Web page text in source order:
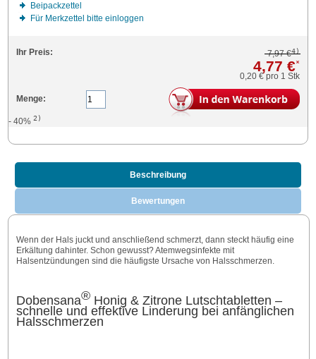
Beipackzettel
Für Merkzettel bitte einloggen
Ihr Preis: 7,97 €4)
4,77 €*
0,20 €pro 1 Stk
Menge:
- 40%2)
Beschreibung
Bewertungen
Wenn der Hals juckt und anschließend schmerzt, dann steckt häufig eine
Erkältung dahinter. Schon gewusst? Atemwegsinfekte mit
Halsentzündungen sind die häufigste Ursache von Halsschmerzen.
Dobensana®Honig & Zitrone Lutschtabletten –
schnelle und effektive Linderung bei anfänglichen
Halsschmerzen